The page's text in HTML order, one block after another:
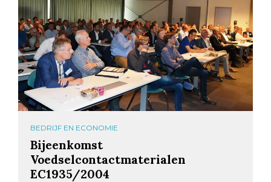
BEDRIJF EN ECONOMIE
Bijeenkomst
Voedselcontactmaterialen
EC1935/2004